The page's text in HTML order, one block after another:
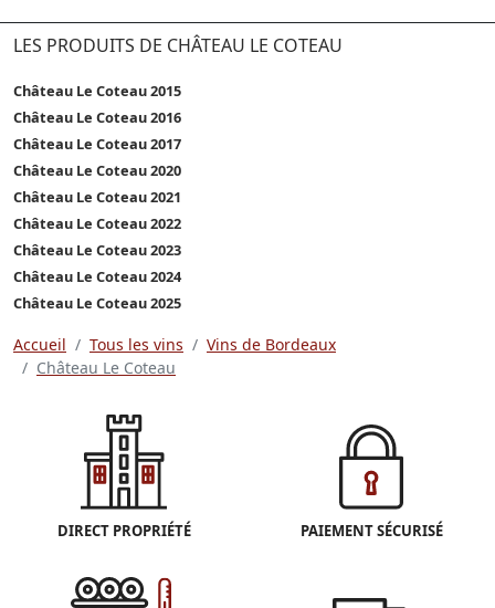
LES PRODUITS DE CHÂTEAU LE COTEAU
Château Le Coteau 2015
Château Le Coteau 2016
Château Le Coteau 2017
Château Le Coteau 2020
Château Le Coteau 2021
Château Le Coteau 2022
Château Le Coteau 2023
Château Le Coteau 2024
Château Le Coteau 2025
Accueil Tous les vins
Vins de Bordeaux
Château Le Coteau
DIRECT PROPRIÉTÉ PAIEMENT SÉCURISÉ